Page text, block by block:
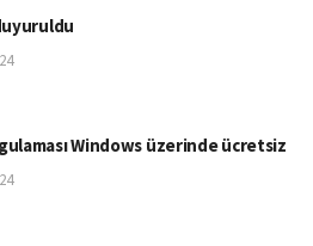
Windows üzerinde ücretsiz